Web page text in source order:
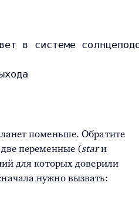
в системе
поменьше. Обратите
переменные (starи
для которых доверили
нужно вызвать: